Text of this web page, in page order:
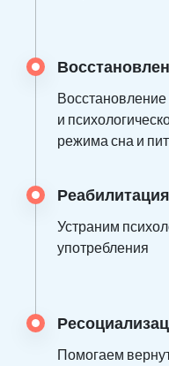
и
режима сна и
Реабилитация
Устраним
употребления
Помогаем